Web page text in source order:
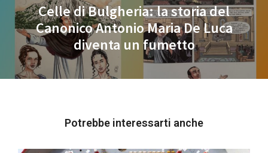
Next
post:
Celle di Bulgheria: la storia del
Canonico Antonio Maria De Luca
diventa un fumetto
Potrebbe interessarti anche